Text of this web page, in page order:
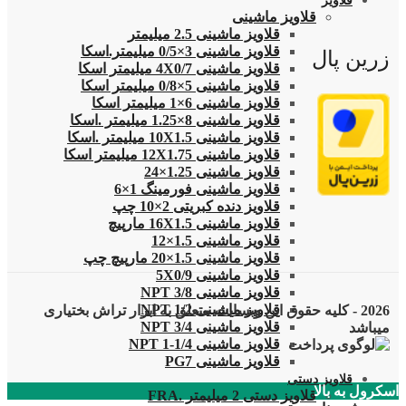
قلاویز ماشینی
قلاویز ماشینی 2.5 میلیمتر
قلاویز ماشینی 3×0/5 میلیمتر.اسکا
قلاویز ماشینی 4X0/7 میلیمتر اسکا
قلاویز ماشینی 5×0/8 میلیمتر اسکا
قلاویز ماشینی 6×1 میلیمتر اسکا
قلاویز ماشینی 8×1.25 میلیمتر .اسکا
قلاویز ماشینی 10X1.5 میلیمتر .اسکا
قلاویز ماشینی 12X1.75 میلیمتر اسکا
قلاویز ماشینی 1.25×24
قلاویز ماشینی فورمینگ 1×6
قلاویز دنده کبریتی 2×10 چپ
قلاویز ماشینی 16X1.5 مارپیچ
قلاویز ماشینی 1.5×12
قلاویز ماشینی 1.5×20 مارپیچ چپ
قلاویز ماشینی 5X0/9
قلاویز ماشینی 3/8 NPT
قلاویز ماشینی 1/2 NPT
قلاویز ماشینی 3/4 NPT
قلاویز ماشینی 1/4-1 NPT
قلاویز ماشینی PG7
قلاویز دستی
قلاویز دستی 2 میلیمتر .FRA
زرین پال
2026 - کلیه حقوق این وبسایت متعلق به ابزار تراش بختیاری
میباشد
اسکرول به بالا